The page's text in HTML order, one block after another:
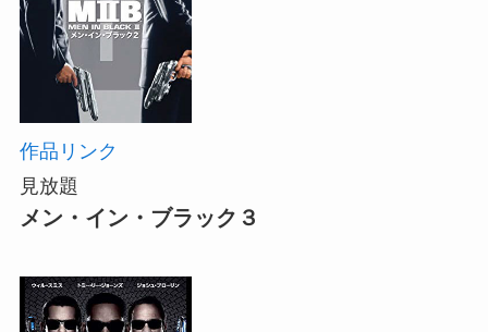
作品リンク
見放題
メン・イン・ブラック３